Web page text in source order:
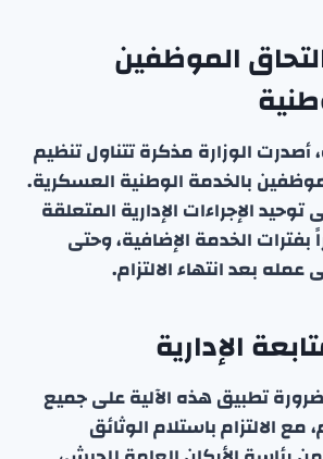
الموظفين
الوزارة مذكرة تتناول تنظيم
بالخدمة الوطنية العسكرية.
الإجراءات الإدارية المتعلقة
بفترات الخدمة الإضافية، وحتى
بعد انتهاء الالتزام.
الإدارية
تطبيق هذه الآلية على جميع
مع الالتزام باستلام الوثائق